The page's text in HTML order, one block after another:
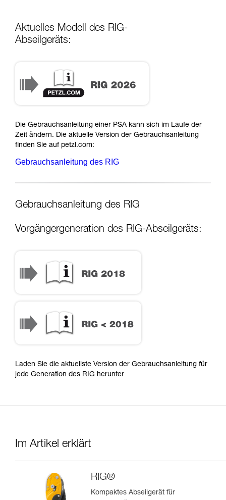
Aktuelles Modell des RIG-
Abseilgeräts:
Die Gebrauchsanleitung einer PSA kann sich im Laufe der
Zeit ändern. Die aktuelle Version der Gebrauchsanleitung
finden Sie auf petzl.com:
Gebrauchsanleitung des RIG
Gebrauchsanleitung des RIG
Vorgängergeneration des RIG-Abseilgeräts:
Laden Sie die aktuellste Version der Gebrauchsanleitung für
jede Generation des RIG herunter
Im Artikel erklärt
RIG®
Kompaktes Abseilgerät für